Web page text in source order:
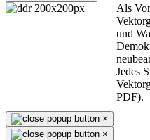
Als
und
Jedes
PDF).
×
×